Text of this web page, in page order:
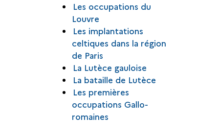
Les occupations du
Louvre
Les implantations
celtiques dans la région
de Paris
La Lutèce gauloise
La bataille de Lutèce
Les premières
occupations Gallo-
romaines